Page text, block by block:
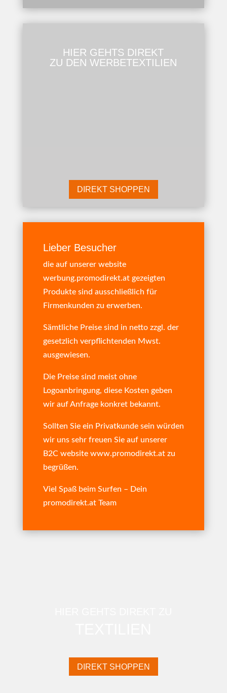
HIER GEHTS DIREKT
ZU DEN WERBETEXTILIEN
DIREKT SHOPPEN
Lieber Besucher
die auf unserer website
werbung.promodirekt.at gezeigten
Produkte sind ausschließlich für
Firmenkunden zu erwerben.
Sämtliche Preise sind in netto zzgl. der
gesetzlich verpflichtenden Mwst.
ausgewiesen.
Die Preise sind meist ohne
Logoanbringung, diese Kosten geben
wir auf Anfrage konkret bekannt.
Sollten Sie ein Privatkunde sein würden
wir uns sehr freuen Sie auf unserer
B2C website www.promodirekt.atzu
begrüßen.
Viel Spaß beim Surfen – Dein
promodirekt.at Team
DIREKT SHOPPEN